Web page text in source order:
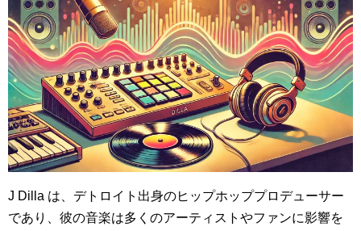
J Dilla は、デトロイト出身のヒップホッププロデューサー
であり、彼の音楽は多くのアーティストやファンに影響を